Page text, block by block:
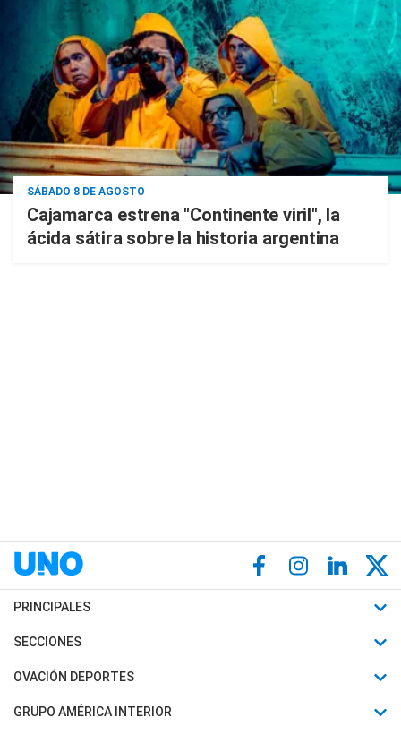
SÁBADO 8 DE AGOSTO
Cajamarca estrena "Continente viril", la
ácida sátira sobre la historia argentina
PRINCIPALES
Últimas Noticias
Política
SECCIONES
Horóscopo
Motores
OVACIÓN DEPORTES
Fútbol
GRUPO AMÉRICA INTERIOR